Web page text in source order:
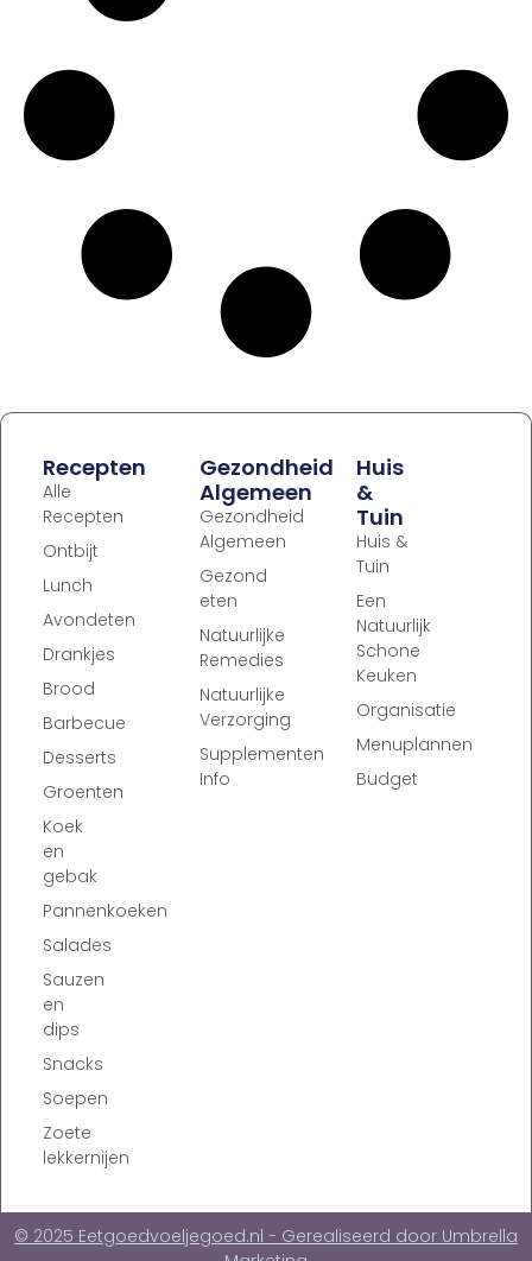
Recepten
Alle
Recepten
Ontbijt
Lunch
Avondeten
Drankjes
Brood
Barbecue
Desserts
Groenten
Koek
en
gebak
Pannenkoeken
Salades
Sauzen
en
dips
Snacks
Soepen
Zoete
lekkernijen
Gezondheid
Algemeen
Gezondheid
Algemeen
Gezond
eten
Natuurlijke
Remedies
Natuurlijke
Verzorging
Supplementen
Info
Huis
&
Tuin
Huis &
Tuin
Een
Natuurlijk
Schone
Keuken
Organisatie
Menuplannen
Budget
© 2025 Eetgoedvoeljegoed.nl - Gerealiseerd door Umbrella